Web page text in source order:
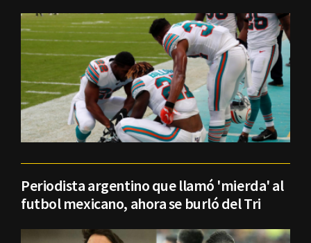
Periodista argentino que llamó 'mierda' al
futbol mexicano, ahora se burló del Tri